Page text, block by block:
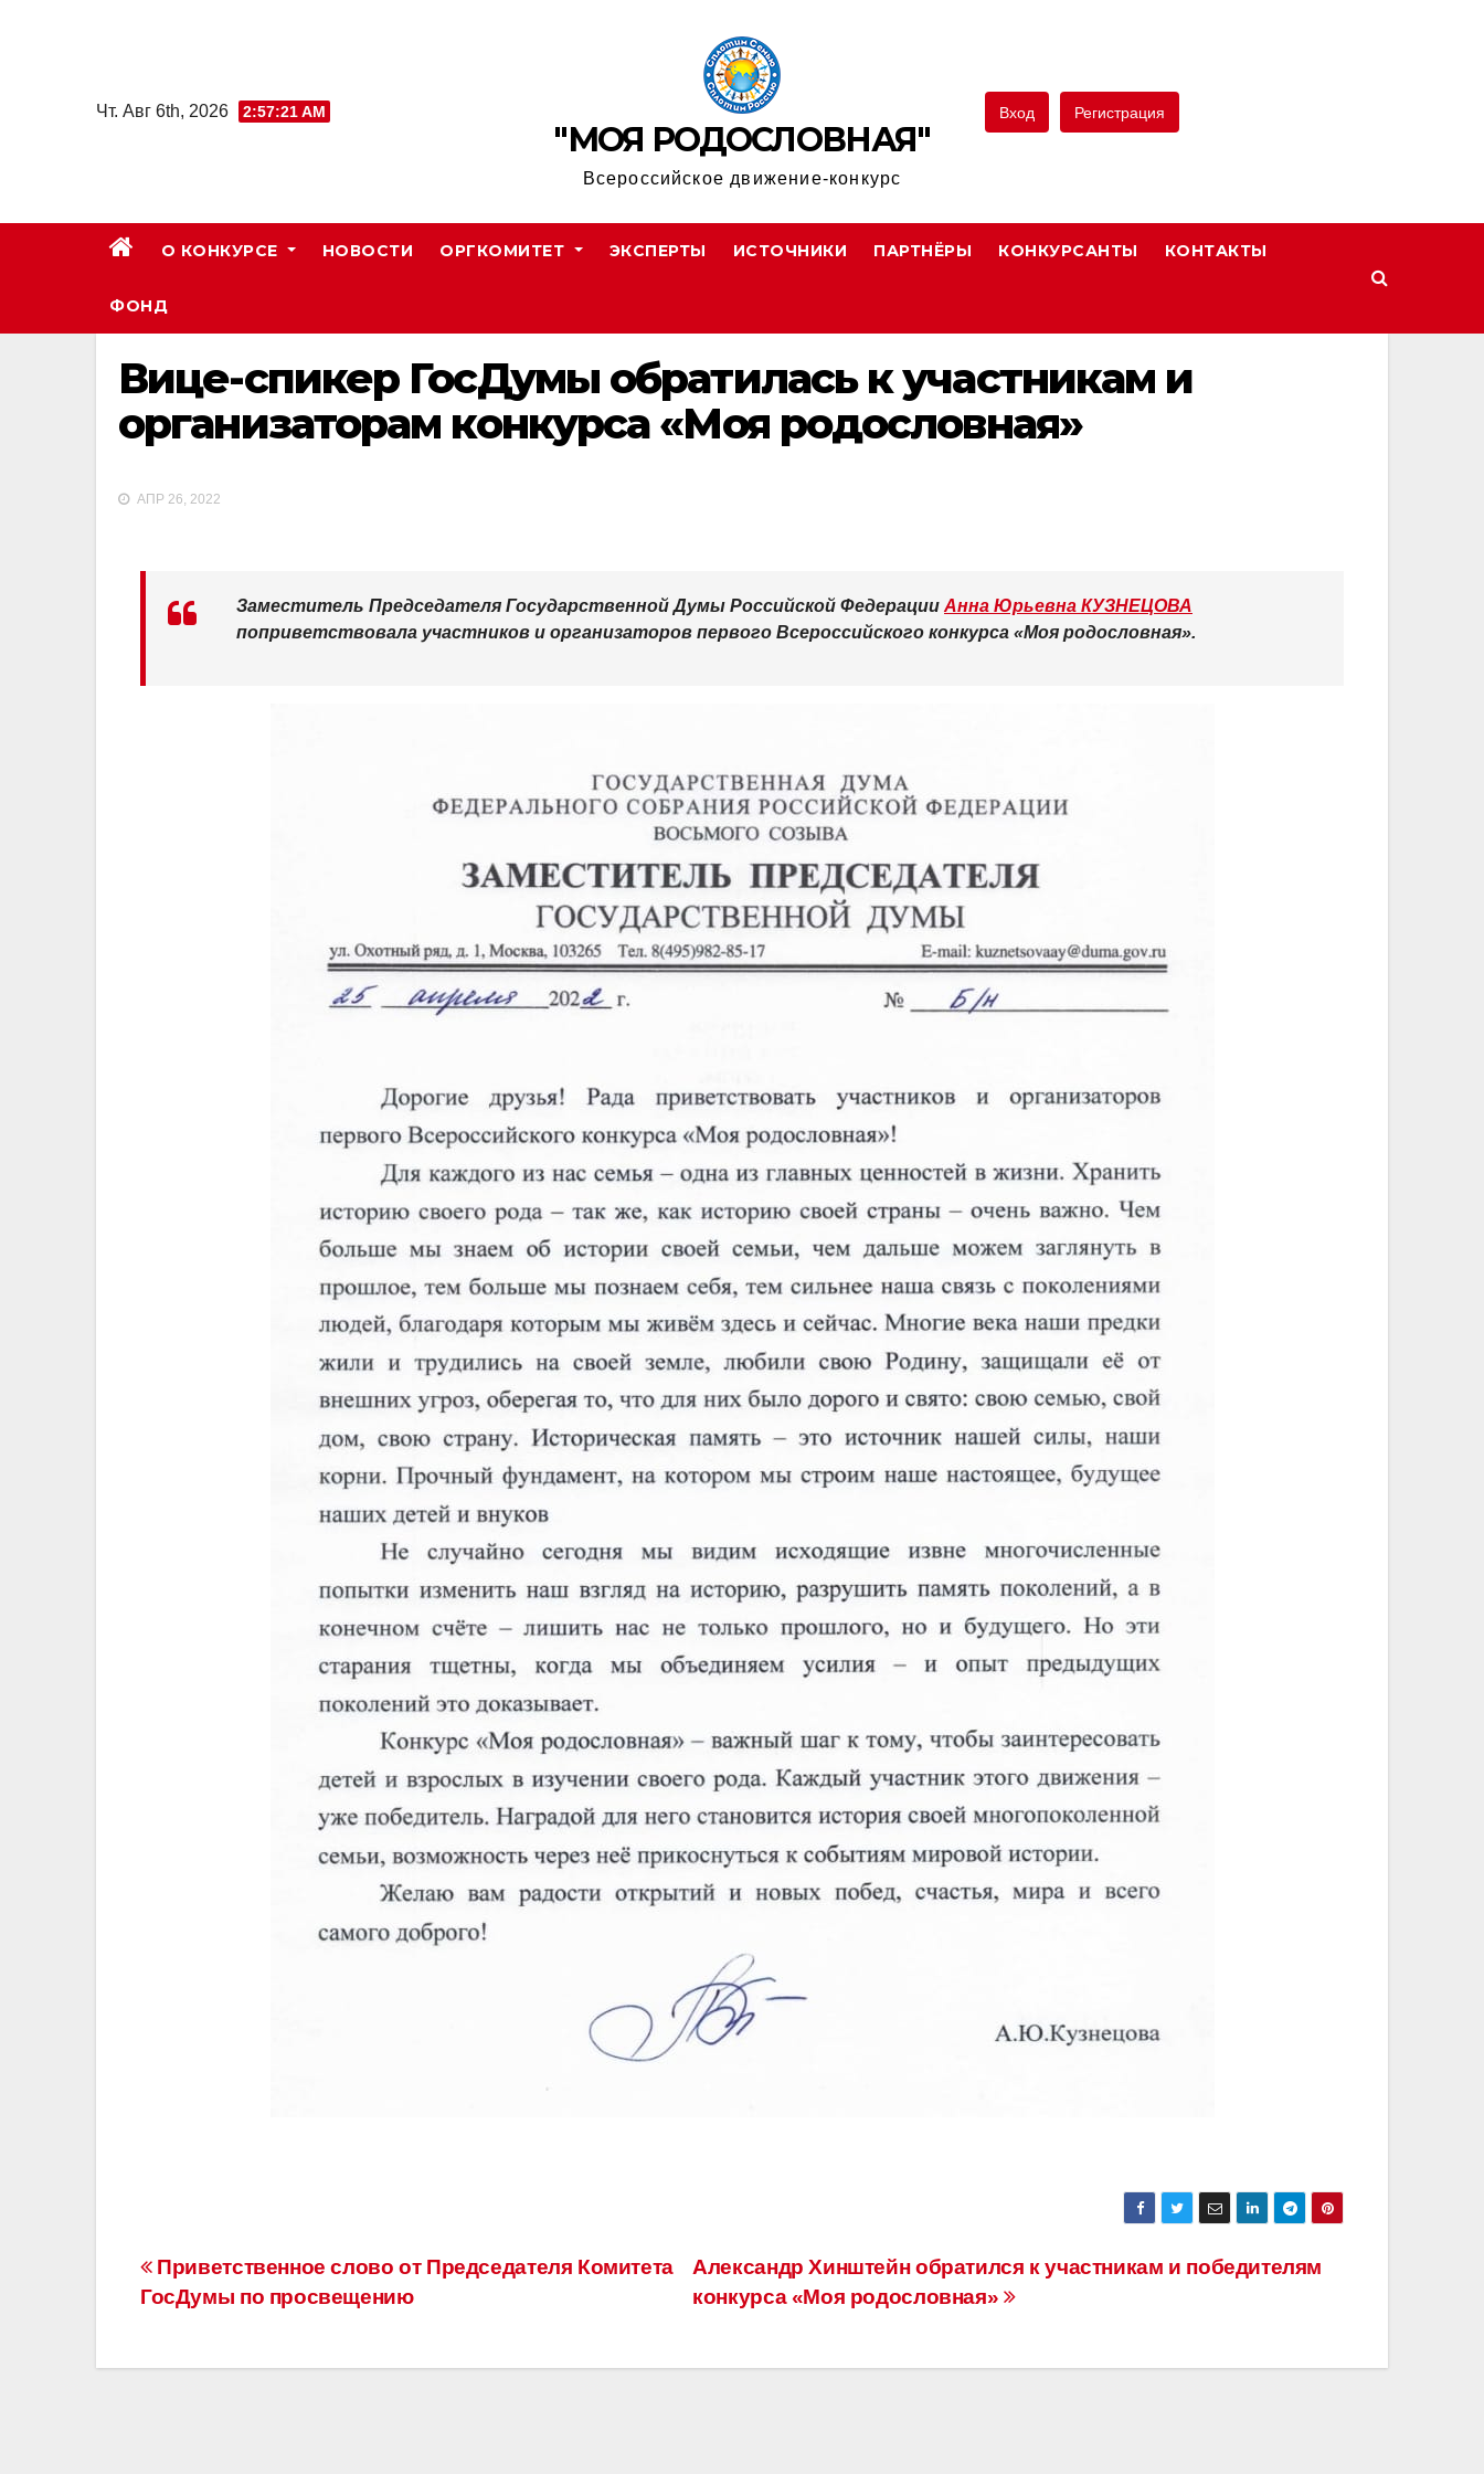
Чт. Авг 6th, 2026
2:57:22 AM
"МОЯ РОДОСЛОВНАЯ"
Всероссийское движение-конкурс
Вход Регистрация
О КОНКУРСЕ НОВОСТИ ОРГКОМИТЕТ ЭКСПЕРТЫ ИСТОЧНИКИ ПАРТНЁРЫ КОНКУРСАНТЫ КОНТАКТЫ
ФОНД
Вице-спикер ГосДумы обратилась к участникам и
организаторам конкурса «Моя родословная»
АПР 26, 2022
Заместитель Председателя Государственной Думы Российской Федерации Анна Юрьевна КУЗНЕЦОВА
поприветствовала участников и организаторов первого Всероссийского конкурса «Моя родословная».
Навигация
по
записям
Александр Хинштейн обратился к участникам и победителям
конкурса «Моя родословная»
Приветственное слово от Председателя Комитета
ГосДумы по просвещению